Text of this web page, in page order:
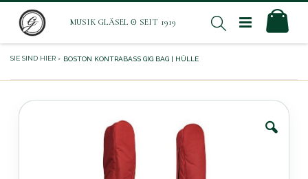
Direkt
zum
Suche
BOSTON KONTRABASS GIG BAG | HÜLLE